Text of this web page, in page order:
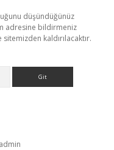
düşündüğünüz
adresine bildirmeniz
kaldırılacaktır.
admin